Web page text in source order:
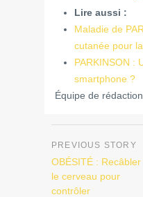
Lire aussi :
Maladie de
cutanée pour
PARKINSON :
smartphone ?
Équipe de
OBÉSITÉ : Recâbler
le cerveau pour
contrôler